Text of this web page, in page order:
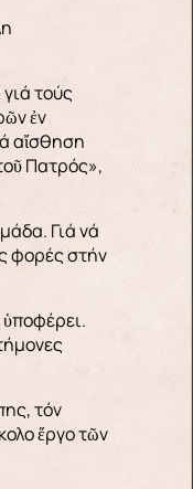
τούς
ἐν
αἴσθηση
Πατρός»,
Γιά νά
φορές στήν
ὑποφέρει.
τόν
ἔργο τῶν